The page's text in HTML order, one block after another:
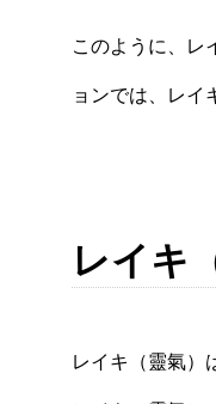
このように、レ
ョンでは、レイ
レイキ
レイキ（靈氣）